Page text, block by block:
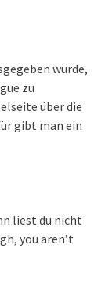
wurde,
zu
über die
gibt man ein
liest du nicht
you aren’t